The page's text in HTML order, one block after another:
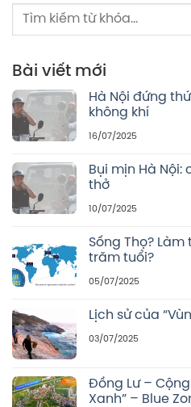
Bài viết mới
Hà Nội đứng
không khí
16/07/2025
Bụi mịn Hà
thở
10/07/2025
Sống Thọ?
trăm tuổi?
05/07/2025
Lịch sử của
03/07/2025
Đồng Lư – Cộng
Xanh” – Blue